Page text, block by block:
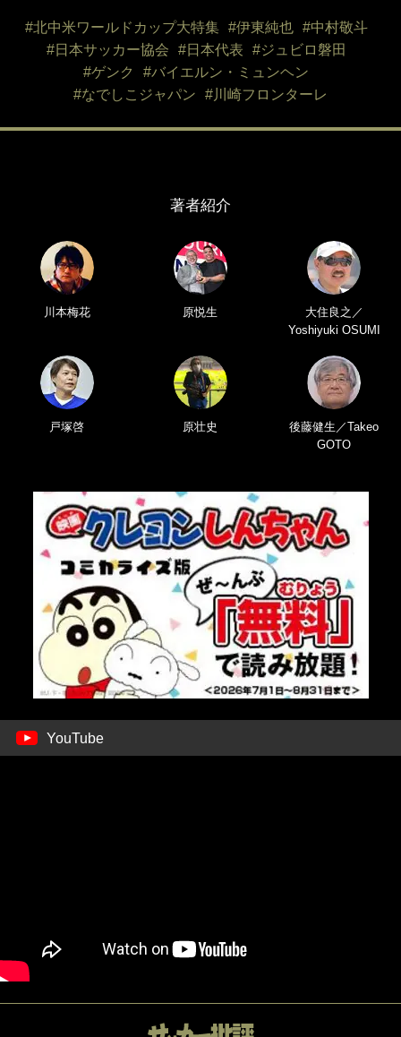
#北中米ワールドカップ大特集 #伊東純也
#中村敬斗
#日本サッカー協会
#日本代表
#ジュビロ磐田
#ゲンク
#バイエルン・ミュンヘン
#なでしこジャパン
#川崎フロンターレ
著者紹介
川本梅花 原悦生
大住良之／
Yoshiyuki OSUMI
戸塚啓 原壮史
後藤健生／Takeo
GOTO
YouTube